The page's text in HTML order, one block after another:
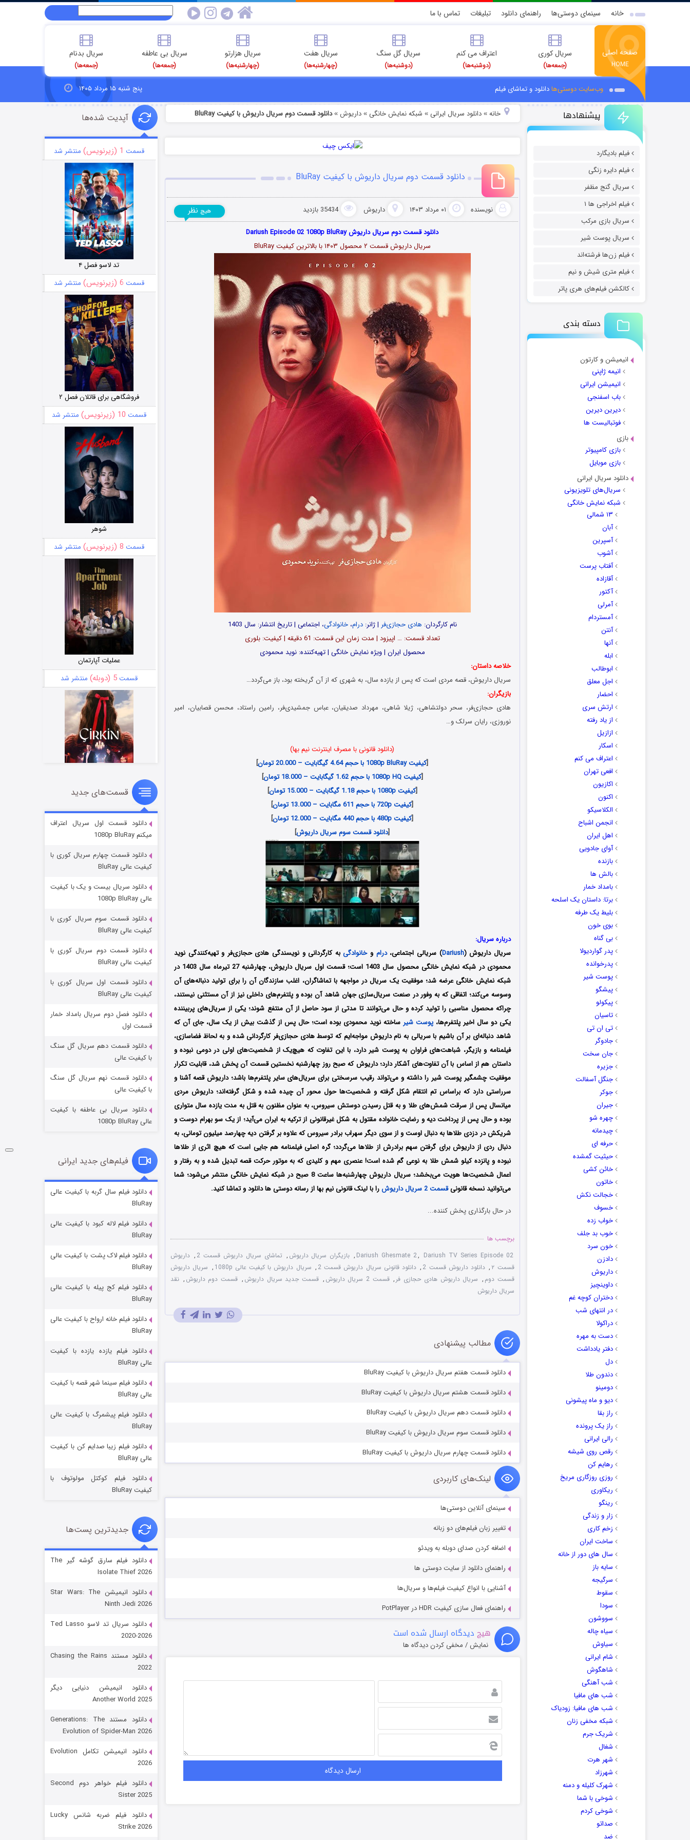
خانه سینمای دوستی‌ها راهنمای دانلود تبلیغات تماس با ما
صفحه اصلی
HOME
سریال کوری
(جمعه‌ها)
اعتراف می کنم
(دوشنبه‌ها)
سریال گل سنگ
(دوشنبه‌ها)
سریال هفت
(چهارشنبه‌ها)
سریال هزارتو
(چهارشنبه‌ها)
سریال بی عاطفه
(جمعه‌ها)
سریال بدنام
(جمعه‌ها)
وب‌سایت دوستی‌هادانلود و تماشای فیلم پنج شنبه ۱۵ مرداد ۱۴۰۵
پیشنهادها
فیلم بادیگارد
فیلم دایره زنگی
سریال گنج مظفر
فیلم اخراجی ها ۱
سریال بازی مرکب
سریال پوست شیر
فیلم زن‌ها فرشته‌اند
فیلم متری شیش و نیم
کالکشن فیلم‌های هری پاتر
دسته بندی
انیمیشن و کارتون
انیمه ژاپنی
انیمیشن ایرانی
باب اسفنجی
دیرین دیرین
فوتبالیست ها
بازی
بازی کامپیوتر
بازی موبایل
دانلود سریال ایرانی
سریال‌های تلویزیونی
شبکه نمایش خانگی
۱۳ شمالی
آبان
آسپرین
آشوب
آفتاب پرست
آقازاده
آکتور
آمرلی
آمستردام
آنتن
آنها
ابله
ابوطالب
اجل معلق
احضار
ارتش سری
از یاد رفته
ازازیل
اسکار
اعتراف می کنم
افعی تهران
اکازیون
اکنون
الکلاسیکو
انجمن اشباح
اهل ایران
آوای جادویی
بازنده
بالش ها
بامداد خمار
برتا: داستان یک اسلحه
بلیط یک‌‌ طرفه
بوی خون
بی گناه
پدر گواردیولا
پدرخوانده
پوست شیر
پیشگو
پیکولو
تاسیان
تی ان تی
جادوگر
جان سخت
جزیره
جنگل آسفالت
جوکر
جیران
چهره شو
چیدمانه
حرفه ای
حیثیت گمشده
خائن کشی
خاتون
خجالت نکش
خسوف
خواب زده
خوب بد جلف
خون سرد
دادزن
داریوش
داوینچیز
دختران کوچه غم
در انتهای شب
دراکولا
دست به مهره
دفتر یادداشت
دل
دندون طلا
دومینو
دیو و ماه پیشونی
راز بقا
راز یک پرونده
رالی ایرانی
رقص روی شیشه
رهایم کن
روزی روزگاری مریخ
ریکاوری
رینگو
زار و زندگی
زخم کاری
ساخت ایران
سال های دور از خانه
سایه باز
سرگیجه
سقوط
سودا
سووشون
سیاه چاله
سیاوش
شام ایرانی
شاهگوش
شب آهنگی
شب های مافیا
شب های مافیا: زودیاک
شبکه مخفی زنان
شریک جرم
شغال
شهر هرت
شهرزاد
شهرک کلیله و دمنه
شوخی با شما
شوخی کردم
صداتو
ضد
خانه» دانلود سریال ایرانی » شبکه نمایش خانگی » داریوش »دانلود قسمت دوم سریال داریوش با کیفیت BluRay
دانلود قسمت دوم سریال داریوش با کیفیت BluRay
نویسنده ۰۱ مرداد ۱۴۰۳ داریوش 35434 بازدید هیچ نظر
دانلود قسمت دوم سریال داریوش Dariush Episode 02 1080p BluRay
سریال داریوش قسمت ۲ محصول ۱۴۰۳ با بالاترین کیفیت BluRay
نام کارگردان: هادی حجازی‌فر | ژانر:درام،خانوادگی، اجتماعی | تاریخ انتشار: سال 1403
تعداد قسمت‌: … اپیزود | مدت زمان این قسمت: 61 دقیقه | کیفیت: بلوری
محصول ایران | ویژه نمایش خانگی | تهیه‌کننده: نوید محمودی
خلاصه داستان:
سریال داریوش، قصه مردی است که پس از یازده سال، به شهری که از آن گریخته بود، باز می‌گردد…
بازیگران:
هادی حجازی‌فر، سحر دولتشاهی، ژیلا شاهی، مهرداد صدیقیان، عباس جمشیدی‌فر، رامین راستاد، محسن قصابیان، امیر
نوروزی، رایان سرلک و…
(دانلود قانونی با مصرف اینترنت نیم بها)
[کیفیت 1080p BluRay با حجم 4.64 گیگابایت – 20.000 تومان
]
[کیفیت 1080p HQ با حجم 1.62 گیگابایت – 18.000 تومان
]
[کیفیت 1080p با حجم 1.18 گیگابایت – 15.000 تومان
]
[کیفیت 720p با حجم 611 مگابایت – 13.000 تومان
]
[کیفیت 480p با حجم 440 مگابایت – 12.000 تومان
]
[دانلود قسمت سوم سریال داریوش]
درباره سریال:
سریال داریوش (Dariush) سریالی اجتماعی،درام وخانوادگیبه کارگردانی و نویسندگی هادی حجازی‌فر و تهیه‌کنندگی نوید
محمودی در شبکه نمایش خانگی محصول سال 1403 است؛ قسمت اول سریال داریوش، چهارشنبه 27 تیرماه سال 1403 در
شبکه نمایش خانگی عرضه شد؛ موفقیت یک سریال در مواجهه با تماشاگران، اغلب سازندگان آن را برای تولید دنباله‌های آن
وسوسه می‌کند؛ اتفاقی که به وفور در صنعت سریال‌سازی جهان شاهد آن بوده و پلتفرم‌های داخلی نیز از آن مستثنی نیستند،
چراکه محصول مناسبی را تولید کرده و حال می‌توانند تا مدتی از سود حاصل از آن منتفع شوند؛ یکی از سریال‌های پربیننده
یکی دو سال اخیر پلتفرم‌ها،پوست شیر ساخته نوید محمودی بوده است؛ حال پس از گذشت بیش از یک سال، جای آن که
شاهد دنباله‌ای بر آن باشیم با سریالی به نام داریوش مواجه‌ایم که توسط هادی حجازی‌فر کارگردانی شده و به لحاظ فضاسازی،
فیلمنامه و بازیگر، شباهت‌های فراوان به پوست شیر دارد، با این تفاوت که هیچ‌یک از شخصیت‌های اولی در دومی نبوده و
داستان هم از اساس با آن تفاوت‌های آشکار دارد؛ داریوش که صبح روز چهارشنبه نخستین قسمت آن پخش شد، قابلیت تکرار
موفقیت چشمگیر پوست شیر را داشته و می‌تواند رقیب سرسختی برای سریال‌های سایر پلتفرم‌ها باشد؛ داریوش قصه آشنا و
سرراستی دارد که براساس تم انتقام شکل گرفته و شخصیت‌ها حول محور آن چیده شده و شکل گرفته‌اند؛ داریوش مردی
میانسال پس از سرقت شمش‌های طلا و به قتل رسیدن دوستش سیروس، به عنوان مظنون به قتل به مدت یازده سال متواری
بوده و حال پس از پرداخت دیه و رضایت خانواده مقتول به شکل غیرقانونی از ترکیه به ایران می‌آید؛ از یک سو بهرام دوست و
شریکش در دزدی طلاها به دنبال اوست و از سوی دیگر سهراب برادر سیروس که علاوه بر گرفتن دیه چهارصد میلیون تومانی، به
دنبال ردی از داریوش برای گرفتن سهم برادرش از طلاها می‌گردد؛ گره اصلی فیلمنامه هم جایی است که هیچ اثری از طلاها
نبوده و پانزده کیلو شمش طلا به نوعی گم شده است! عنصری مهم و کلیدی که به موتور حرکت قصه تبدیل شده و به رفتار و
اعمال شخصیت‌ها هویت می‌بخشد؛ سریال داریوش چهارشنبه‌ها ساعت 8 صبح در شبکه نمایش خانگی منتشر می‌شود؛ شما
می‌توانید نسخه قانونیقسمت 2 سریال داریوش را با لینک قانونی نیم بها از رسانه دوستی ها دانلود و تماشا کنید.
در حال بارگذاری پخش کننده...
برچسب ها
Dariush Ghesmate 2, Dariush TV Series Episode 02
, بازیگران سریال داریوش , تماشای سریال داریوش قسمت 2 , داریوش
قسمت ۲
, دانلود داریوش قسمت 2 , دانلود قانونی سریال داریوش قسمت 2 , سریال داریوش با کیفیت عالی 1080p , سریال داریوش
قسمت دوم , سریال داریوش هادی حجازی فر , قسمت 2 سریال داریوش , قسمت جدید سریال داریوش , قسمت دوم داریوش , نقد
سریال داریوش
مطالب پیشنهادی
دانلود قسمت هفتم سریال داریوش با کیفیت BluRay
دانلود قسمت هشتم سریال داریوش با کیفیت BluRay
دانلود قسمت دهم سریال داریوش با کیفیت BluRay
دانلود قسمت سوم سریال داریوش با کیفیت BluRay
دانلود قسمت چهارم سریال داریوش با کیفیت BluRay
لینک‌های کاربردی
سینمای آنلاین دوستی‌ها
تغییر زبان فیلم‌های دو زبانه
اضافه کردن صدای دوبله به ویدئو
راهنمای دانلود از سایت دوستی ها
آشنایی با انواع کیفیت فیلم‌ها و سریال‌ها
راهنمای فعال سازی کیفیت HDR در PotPlayer
هیچ دیدگاه ارسال شده است
نمایش / مخفی کردن دیدگاه ها
آپدیت شده‌ها
قسمت 1 (زیرنویس) منتشر شد
تد لاسو فصل ۴
قسمت 6 (زیرنویس) منتشر شد
فروشگاهی برای قاتلان فصل ۲
قسمت 10 (زیرنویس) منتشر شد
شوهر
قسمت 8 (زیرنویس) منتشر شد
عملیات آپارتمان
قسمت5 (دوبله) منتشر شد
سریال زشت
قسمت2 (زیرنویس) منتشر شد
مردگان متحرک: شهر مرده ۳
شکست استوارت در نجات جهان
قسمت 7 (زیرنویس) منتشر شد
شوگر فصل ۲
قسمت
خاندان اژدها فصل ۳
جادوگری در مغولستان
قسمت6 (زیرنویس)
رویایی برای تو
قسمت15 (دوبله) منتشر شد
قسمت‌های جدید
دانلود قسمت اول سریال اعتراف
میکنم 1080p BluRay
دانلود قسمت چهارم سریال کوری با
کیفیت عالی BluRay
دانلود سریال بیست و یک با کیفیت
عالی 1080p BluRay
دانلود قسمت سوم سریال کوری با
کیفیت عالی BluRay
دانلود قسمت دوم سریال کوری با
کیفیت عالی BluRay
دانلود قسمت اول سریال کوری با
کیفیت عالی BluRay
دانلود فصل دوم سریال بامداد خمار
قسمت اول
دانلود قسمت دهم سریال گل سنگ
با کیفیت عالی
دانلود قسمت نهم سریال گل سنگ
با کیفیت عالی
دانلود سریال بی عاطفه با کیفیت
عالی 1080p BluRay
فیلم‌های جدید ایرانی
دانلود فیلم سال گربه با کیفیت عالی
BluRay
دانلود فیلم لاله کبود با کیفیت عالی
BluRay
دانلود فیلم لاک پشت با کیفیت عالی
BluRay
دانلود فیلم کج‌ پیله با کیفیت عالی
BluRay
دانلود فیلم خانه ارواح با کیفیت عالی
BluRay
دانلود فیلم یازده یازده با کیفیت
عالی BluRay
دانلود فیلم سینما شهر قصه با کیفیت
عالی BluRay
دانلود فیلم پیشمرگ با کیفیت عالی
BluRay
دانلود فیلم زیبا صدایم کن با کیفیت
عالی BluRay
دانلود فیلم کوکتل مولوتوف با
کیفیت BluRay
جدیدترین پست‌ها
دانلود فیلم سارق گوشه گیر The
Isolate Thief 2026
دانلود انیمیشن Star Wars: The
Ninth Jedi 2026
دانلود سریال تد لاسو Ted Lasso
2020-2026
دانلود مستند Chasing the Rains
2022
دانلود انیمیشن دنیایی دیگر
Another World 2025
دانلود مستند Generations: The
Evolution of Spider-Man 2026
دانلود انیمیشن تکامل Evolution
2026
دانلود فیلم خواهر دوم Second
Sister 2025
دانلود فیلم ضربه شانس Lucky
Strike 2026